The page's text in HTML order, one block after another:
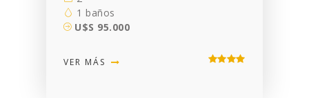
1 baños
U$S 95.000
VER MÁS